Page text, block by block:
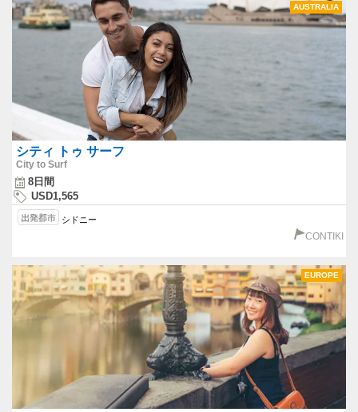
AUSTRALIA
シティ トゥ サーフ
City to Surf
8日間
USD1,565
シドニー
CONTIKI
EUROPE